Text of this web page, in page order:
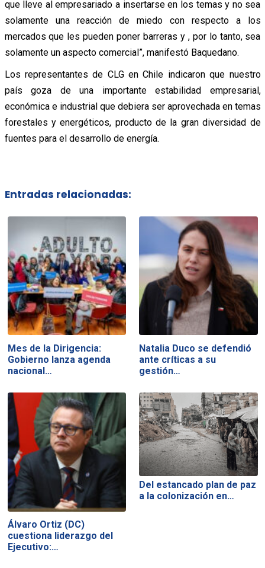
que lleve al empresariado a insertarse en los temas y no sea
solamente una reacción de miedo con respecto a los
mercados que les pueden poner barreras y , por lo tanto, sea
solamente un aspecto comercial”, manifestó Baquedano.
Los representantes de CLG en Chile indicaron que nuestro
país goza de una importante estabilidad empresarial,
económica e industrial que debiera ser aprovechada en temas
forestales y energéticos, producto de la gran diversidad de
fuentes para el desarrollo de energía.
Entradas relacionadas:
Mes de la Dirigencia:
Gobierno lanza agenda
nacional…
Natalia Duco se defendió
ante críticas a su
gestión…
Álvaro Ortiz (DC)
cuestiona liderazgo del
Ejecutivo:…
Del estancado plan de paz
a la colonización en…